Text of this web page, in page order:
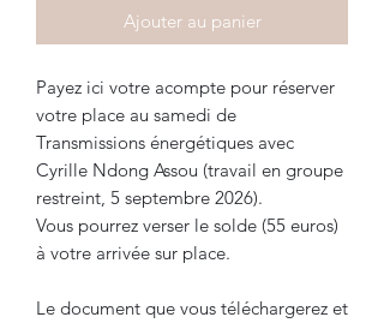
Ajouter au panier
Payez ici votre acompte pour réserver
votre place au samedi de
Transmissions énergétiques avec
Cyrille Ndong Assou (travail en groupe
restreint, 5 septembre 2026).
Vous pourrez verser le solde (55 euros)
à votre arrivée sur place.
Le document que vous téléchargerez et